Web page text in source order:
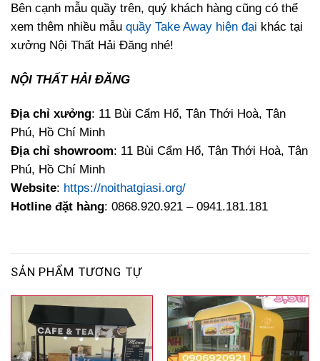
Bên cạnh mẫu quầy trên, quý khách hàng cũng có thể
xem thêm nhiều mẫu quầy Take Away hiện đại khác tại
xưởng Nội Thất Hải Đăng nhé!
NỘI THẤT HẢI ĐĂNG
Địa chỉ xưởng: 11 Bùi Cẩm Hổ, Tân Thới Hoà, Tân
Phú, Hồ Chí Minh
Địa chỉ showroom: 11 Bùi Cẩm Hổ, Tân Thới Hoà, Tân
Phú, Hồ Chí Minh
Website: https://noithatgiasi.org/
Hotline đặt hàng: 0868.920.921 – 0941.181.181
SẢN PHẨM TƯƠNG TỰ